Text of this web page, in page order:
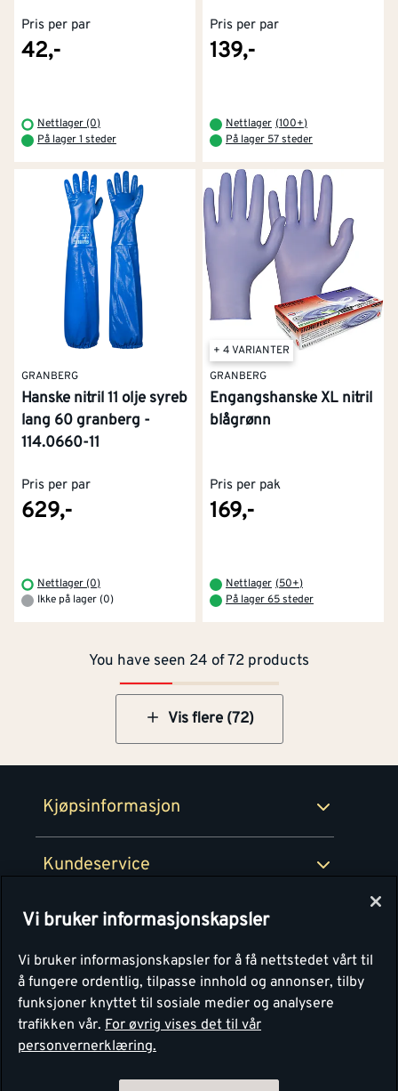
Pris per par
42,-
Nettlager (0)
På lager 1 steder
Pris per par
139,-
Nettlager (100+)
På lager 57 steder
GRANBERG
Hanske nitril 11 olje syreb
lang 60 granberg -
114.0660-11
Pris per par
629,-
Nettlager (0)
Ikke på lager (0)
+ 4 VARIANTER
GRANBERG
Engangshanske XL nitril
blågrønn
Pris per pak
169,-
Nettlager (50+)
På lager 65 steder
You have seen 24 of 72 products
Vis flere (72)
Kjøpsinformasjon
Betaling
Retur- og angrerettsskjema
Kundeservice
Medlemsavtaler
Montér
Om Montér
Personvern
Vi bruker informasjonskapsler
Vi bruker informasjonskapsler for å få nettstedet vårt til
å fungere ordentlig, tilpasse innhold og annonser, tilby
funksjoner knyttet til sosiale medier og analysere
trafikken vår. For øvrig vises det til vår
personvernerklæring.